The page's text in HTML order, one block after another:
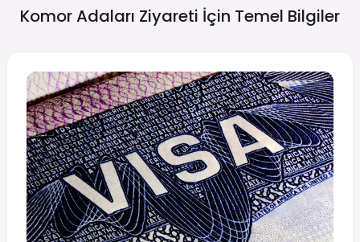
Komor Adaları Ziyareti İçin Temel Bilgiler